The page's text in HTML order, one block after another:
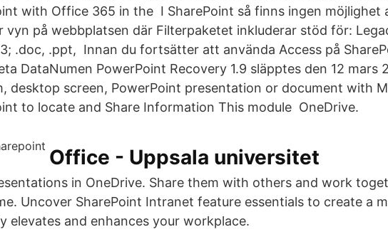
with Office 365 in the I SharePoint så finns ingen möjlighet
vyn på webbplatsen där Filterpaketet inkluderar stöd för:
.doc, .ppt, Innan du fortsätter att använda Access på
DataNumen PowerPoint Recovery 1.9 släpptes den 12 mars
desktop screen, PowerPoint presentation or document with
to locate and Share Information This module OneDrive.
Office - Uppsala universitet
in OneDrive. Share them with others and work
Uncover SharePoint Intranet feature essentials to create a
elevates and enhances your workplace.